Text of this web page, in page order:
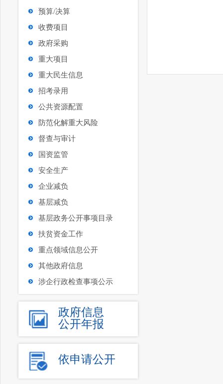
预算/决算
收费项目
政府采购
重大项目
重大民生信息
招考录用
公共资源配置
防范化解重大风险
督查与审计
国资监管
安全生产
企业减负
基层减负
基层政务公开事项目录
扶贫资金工作
重点领域信息公开
其他政府信息
涉企行政检查事项公示
政府信息
公开年报
依申请公开